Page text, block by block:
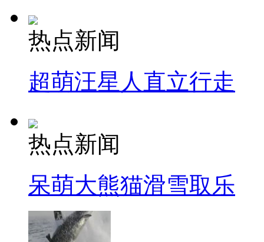
热点新闻
超萌汪星人直立行走
热点新闻
呆萌大熊猫滑雪取乐